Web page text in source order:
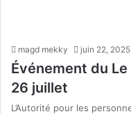
magd mekky juin 22, 2025
Événement du
26 juillet
L’Autorité pour les